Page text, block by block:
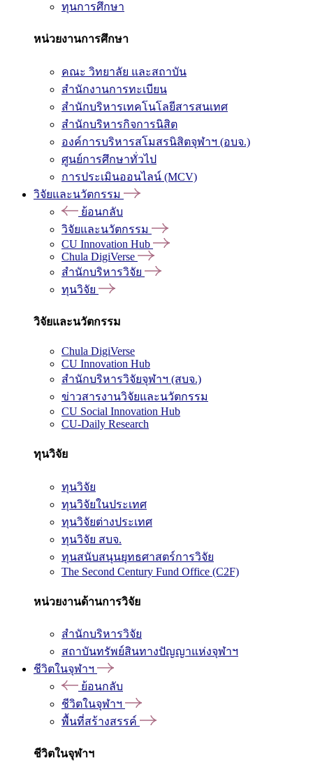
ทุนการศึกษา
หน่วยงานการศึกษา
คณะ วิทยาลัย และสถาบัน
สำนักงานการทะเบียน
สำนักบริหารเทคโนโลยีสารสนเทศ
สำนักบริหารกิจการนิสิต
องค์การบริหารสโมสรนิสิตจุฬาฯ (อบจ.)
ศูนย์การศึกษาทั่วไป
การประเมินออนไลน์ (MCV)
วิจัยและนวัตกรรม
ย้อนกลับ
วิจัยและนวัตกรรม
CU Innovation Hub
Chula DigiVerse
สำนักบริหารวิจัย
ทุนวิจัย
วิจัยและนวัตกรรม
Chula DigiVerse
CU Innovation Hub
สำนักบริหารวิจัยจุฬาฯ (สบจ.)
ข่าวสารงานวิจัยและนวัตกรรม
CU Social Innovation Hub
CU-Daily Research
ทุนวิจัย
ทุนวิจัย
ทุนวิจัยในประเทศ
ทุนวิจัยต่างประเทศ
ทุนวิจัย สบจ.
ทุนสนับสนุนยุทธศาสตร์การวิจัย
The Second Century Fund Office (C2F)
หน่วยงานด้านการวิจัย
สำนักบริหารวิจัย
สถาบันทรัพย์สินทางปัญญาแห่งจุฬาฯ
ชีวิตในจุฬาฯ
ย้อนกลับ
ชีวิตในจุฬาฯ
พื้นที่สร้างสรรค์
ชีวิตในจุฬาฯ